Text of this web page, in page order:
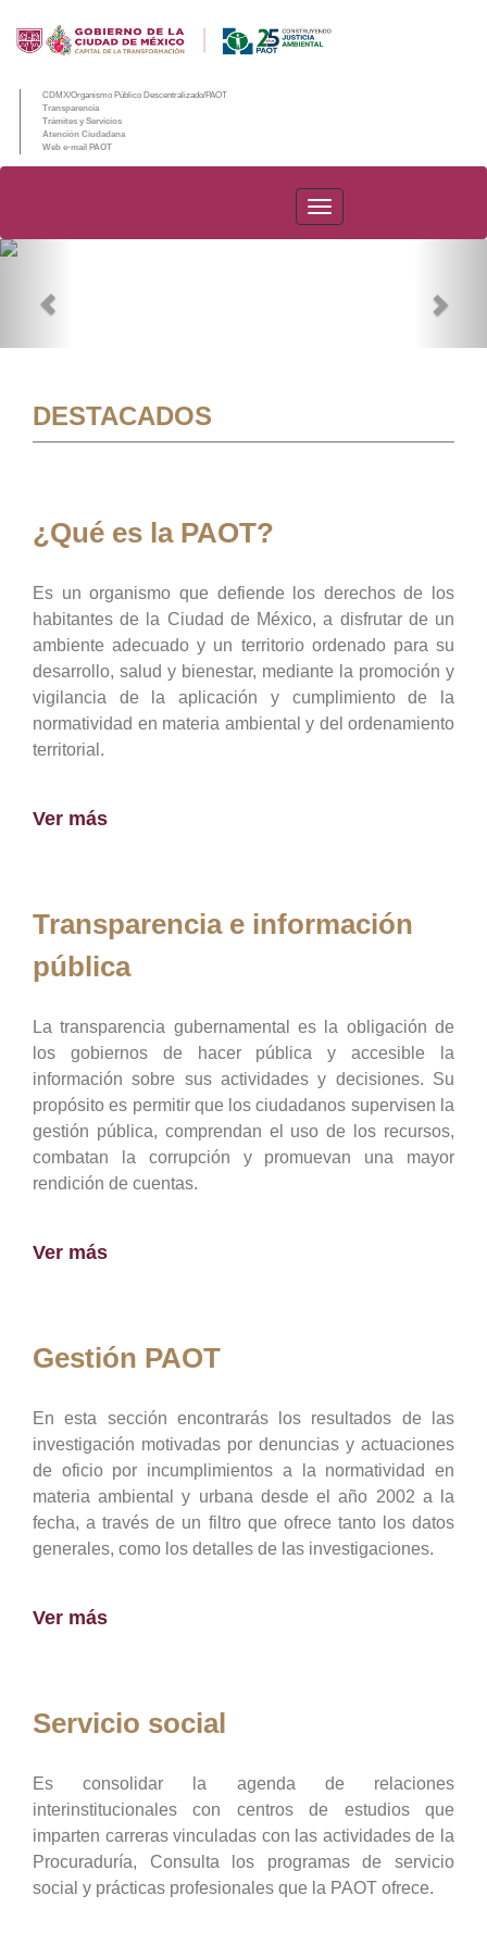
CDMX/Organismo Público Descentralizado/PAOT
Transparencia
Trámites y Servicios
Atención Ciudadana
Web e-mail PAOT
PAOT
DESTACADOS
¿Qué es la PAOT?
Es un organismo que defiende los derechos de los
habitantes de la Ciudad de México, a disfrutar de un
ambiente adecuado y un territorio ordenado para su
desarrollo, salud y bienestar, mediante la promoción y
vigilancia de la aplicación y cumplimiento de la
normatividad en materia ambiental y del ordenamiento
territorial.
Ver más
Transparencia e información
pública
La transparencia gubernamental es la obligación de
los gobiernos de hacer pública y accesible la
información sobre sus actividades y decisiones. Su
propósito es permitir que los ciudadanos supervisen la
gestión pública, comprendan el uso de los recursos,
combatan la corrupción y promuevan una mayor
rendición de cuentas.
Ver más
Gestión PAOT
En esta sección encontrarás los resultados de las
investigación motivadas por denuncias y actuaciones
de oficio por incumplimientos a la normatividad en
materia ambiental y urbana desde el año 2002 a la
fecha, a través de un filtro que ofrece tanto los datos
generales, como los detalles de las investigaciones.
Ver más
Servicio social
Es consolidar la agenda de relaciones
interinstitucionales con centros de estudios que
imparten carreras vinculadas con las actividades de la
Procuraduría, Consulta los programas de servicio
social y prácticas profesionales que la PAOT ofrece.